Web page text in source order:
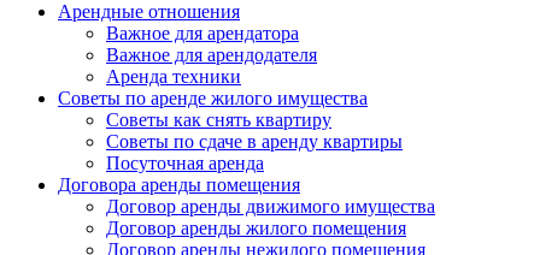
Арендные отношения
Важное для арендатора
Важное для арендодателя
Аренда техники
Советы по аренде жилого имущества
Советы как снять квартиру
Советы по сдаче в аренду квартиры
Посуточная аренда
Договора аренды помещения
Договор аренды движимого имущества
Договор аренды жилого помещения
Договор аренды нежилого помещения